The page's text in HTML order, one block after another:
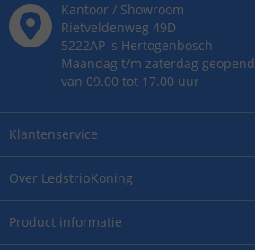
Over LedstripKoning
Product informatie
Klantenservice
Kantoor / Showroom
Rietveldenweg 49D
5222AP 's Hertogenbosch
Maandag t/m zaterdag geopend
van 09.00 tot 17.00 uur